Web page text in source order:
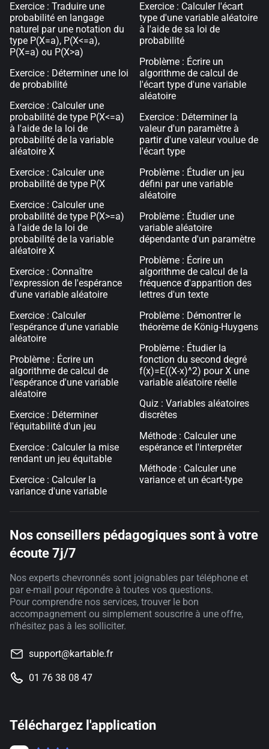
Exercice : Traduire une
probabilité en langage
naturel par une notation du
type P(X=a), P(X<=a),
P(X=a) ou P(X>a)
Exercice : Déterminer une loi
de probabilité
Exercice : Calculer une
probabilité de type P(X<=a)
à l'aide de la loi de
probabilité de la variable
aléatoire X
Exercice : Calculer une
probabilité de type P(X
Exercice : Calculer une
probabilité de type P(X>=a)
à l'aide de la loi de
probabilité de la variable
aléatoire X
Exercice : Connaître
l'expression de l'espérance
d'une variable aléatoire
Exercice : Calculer
l'espérance d'une variable
aléatoire
Problème : Écrire un
algorithme de calcul de
l'espérance d'une variable
aléatoire
Exercice : Déterminer
l'équitabilité d'un jeu
Exercice : Calculer la mise
rendant un jeu équitable
Exercice : Calculer la
variance d'une variable
Exercice : Calculer l'écart
type d'une variable aléatoire
à l'aide de sa loi de
probabilité
Problème : Écrire un
algorithme de calcul de
l'écart type d'une variable
aléatoire
Exercice : Déterminer la
valeur d'un paramètre à
partir d'une valeur voulue de
l'écart type
Problème : Étudier un jeu
défini par une variable
aléatoire
Problème : Étudier une
variable aléatoire
dépendante d'un paramètre
Problème : Écrire un
algorithme de calcul de la
fréquence d'apparition des
lettres d'un texte
Problème : Démontrer le
théorème de König-Huygens
Problème : Étudier la
fonction du second degré
f(x)=E((X-x)^2) pour X une
variable aléatoire réelle
Quiz : Variables aléatoires
discrètes
Méthode : Calculer une
espérance et l'interpréter
Méthode : Calculer une
variance et un écart-type
Nos conseillers pédagogiques sont à votre
écoute 7j/7
Nos experts chevronnés sont joignables par téléphone et
par e-mail pour répondre à toutes vos questions.
Pour comprendre nos services, trouver le bon
accompagnement ou simplement souscrire à une offre,
n'hésitez pas à les solliciter.
support@kartable.fr
01 76 38 08 47
Téléchargez l'application